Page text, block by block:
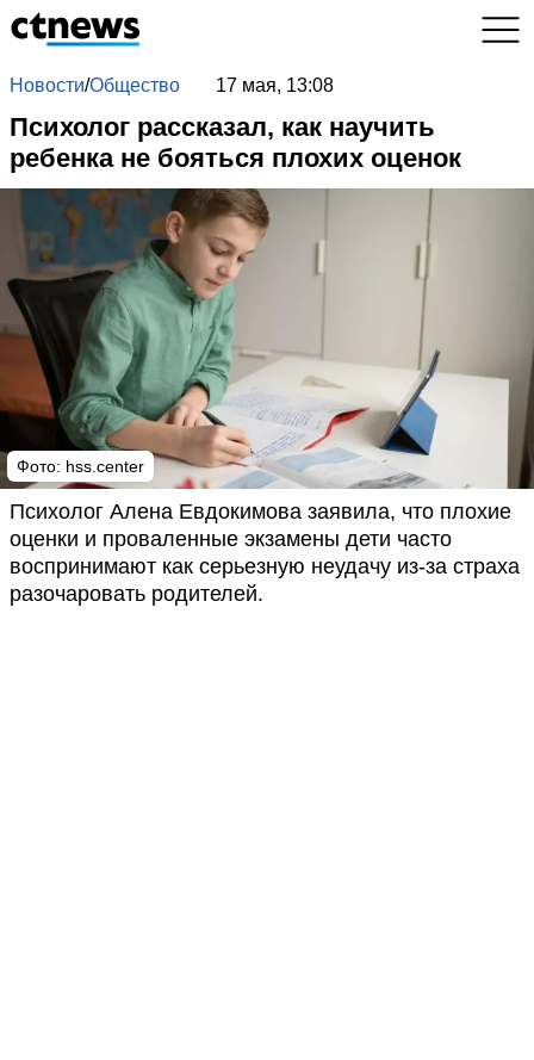
Новости/Общество 17 мая, 13:08
Психолог рассказал, как научить
ребенка не бояться плохих оценок
Фото: hss.center
Психолог Алена Евдокимова заявила, что плохие
оценки и проваленные экзамены дети часто
воспринимают как серьезную неудачу из-за страха
разочаровать родителей.